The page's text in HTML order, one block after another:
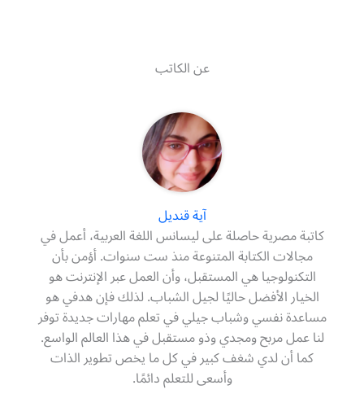
عن الكاتب
آية قنديل
كاتبة مصرية حاصلة على ليسانس اللغة العربية، أعمل في
مجالات الكتابة المتنوعة منذ ست سنوات. أؤمن بأن
التكنولوجيا هي المستقبل، وأن العمل عبر الإنترنت هو
الخيار الأفضل حاليًا لجيل الشباب. لذلك فإن هدفي هو
مساعدة نفسي وشباب جيلي في تعلم مهارات جديدة توفر
لنا عمل مربح ومجدي وذو مستقبل في هذا العالم الواسع.
كما أن لدي شغف كبير في كل ما يخص تطوير الذات
وأسعى للتعلم دائمًا.